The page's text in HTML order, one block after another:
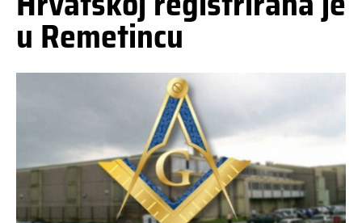
u Remetincu